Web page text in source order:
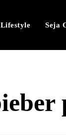
Lifestyle Seja